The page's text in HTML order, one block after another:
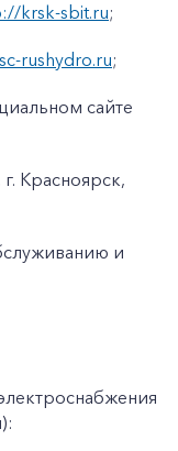
krsk-sbit.ru;
rushydro.ru;
сайте
Красноярск,
и